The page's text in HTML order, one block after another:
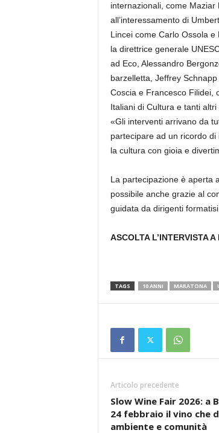
internazionali, come
all’interessamento di
Lincei come Carlo Ossola e
la direttrice generale
ad Eco, Alessandro
barzelletta, Jeffrey
Coscia e Francesco Filidei,
Italiani di Cultura e tanti altri
«Gli interventi arrivano da
partecipare ad un ricordo
la cultura con gioia e
La partecipazione è aperta
possibile anche grazie al
guidata da dirigenti
ASCOLTA L’INTERVISTA
TAGS 10 ANNI MARATONA
Articolo precedente
Slow Wine Fair 2026: a
24 febbraio il vino che
ambiente e comunità